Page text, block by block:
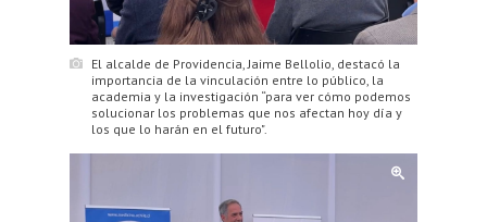
El alcalde de Providencia, Jaime Bellolio, destacó la
importancia de la vinculación entre lo público, la
academia y la investigación “para ver cómo podemos
solucionar los problemas que nos afectan hoy día y
los que lo harán en el futuro".